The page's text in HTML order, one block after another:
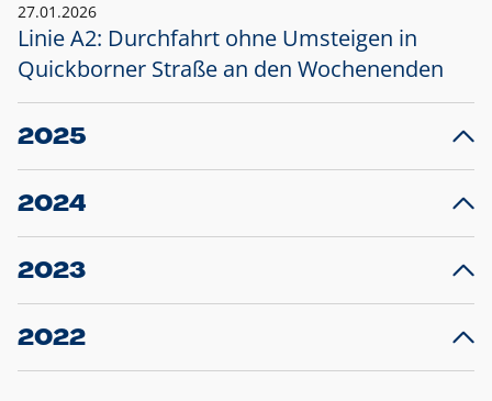
27.01.2026
Linie A2: Durchfahrt ohne Umsteigen in
Quickborner Straße an den Wochenenden
2025
23.12.2025
Projekt S5: Start der Bauarbeiten am
2024
10.12.2024
Großprojekt S5: Sperrung der Bahnstraße in
2023
20.12.2023
Schleswig-Holstein verlängert den
2022
22.12.2022